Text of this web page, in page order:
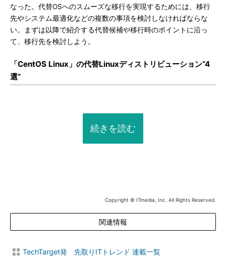
なった。代替OSへのスムーズな移行を実現するためには、移行
先やシステム最適化などの複数の事項を検討しなければならな
い。まずは以降で紹介する代替候補や移行時のポイントに沿っ
て、移行先を検討しよう。
「CentOS Linux」の代替Linuxディストリビューション“4
選”
続きを読む
Copyright © ITmedia, Inc. All Rights Reserved.
関連情報
TechTarget発 先取りITトレンド 連載一覧